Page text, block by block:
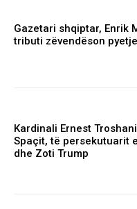
Gazetari shqiptar, Enrik
tributi zëvendëson
Kardinali Ernest
Spaçit, të persekutuarit
dhe Zoti Trump